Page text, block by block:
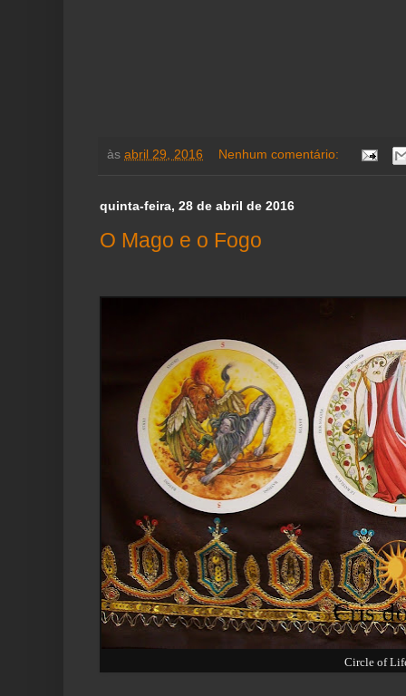
às abril 29, 2016 Nenhum comentário:
quinta-feira, 28 de abril de 2016
O Mago e o Fogo
Circle of